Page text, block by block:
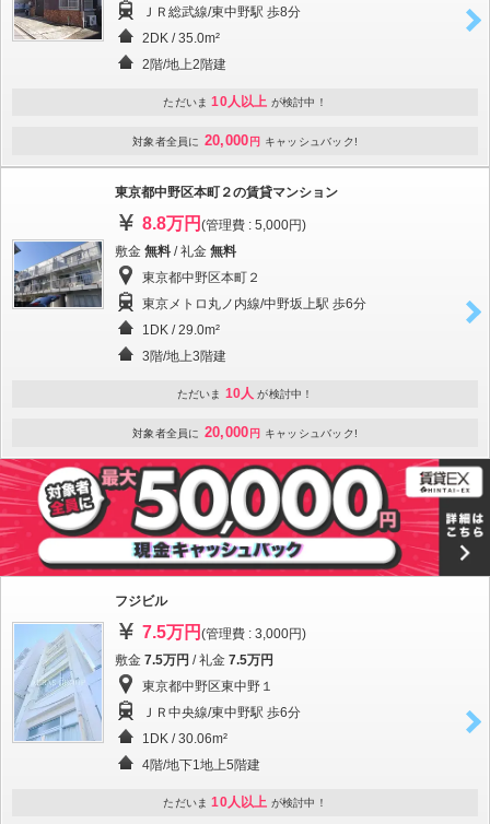
ＪＲ総武線/東中野駅 歩8分
2DK / 35.0m²
2階/地上2階建
ただいま 10人以上 が検討中！
対象者全員に 20,000 円 キャッシュバック!
東京都中野区本町２の賃貸マンション
8.8万円 (管理費 : 5,000円)
敷金 無料 / 礼金 無料
東京都中野区本町２
東京メトロ丸ノ内線/中野坂上駅 歩6分
1DK / 29.0m²
3階/地上3階建
ただいま 10人 が検討中！
対象者全員に 20,000 円 キャッシュバック!
フジビル
7.5万円 (管理費 : 3,000円)
敷金 7.5万円 / 礼金 7.5万円
東京都中野区東中野１
ＪＲ中央線/東中野駅 歩6分
1DK / 30.06m²
4階/地下1地上5階建
ただいま 10人以上 が検討中！